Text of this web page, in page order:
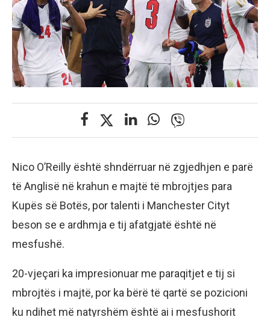
Nico O’Reilly është shndërruar në zgjedhjen e parë
të Anglisë në krahun e majtë të mbrojtjes para
Kupës së Botës, por talenti i Manchester Cityt
beson se e ardhmja e tij afatgjatë është në
mesfushë.
20-vjeçari ka impresionuar me paraqitjet e tij si
mbrojtës i majtë, por ka bërë të qartë se pozicioni
ku ndihet më natyrshëm është ai i mesfushorit